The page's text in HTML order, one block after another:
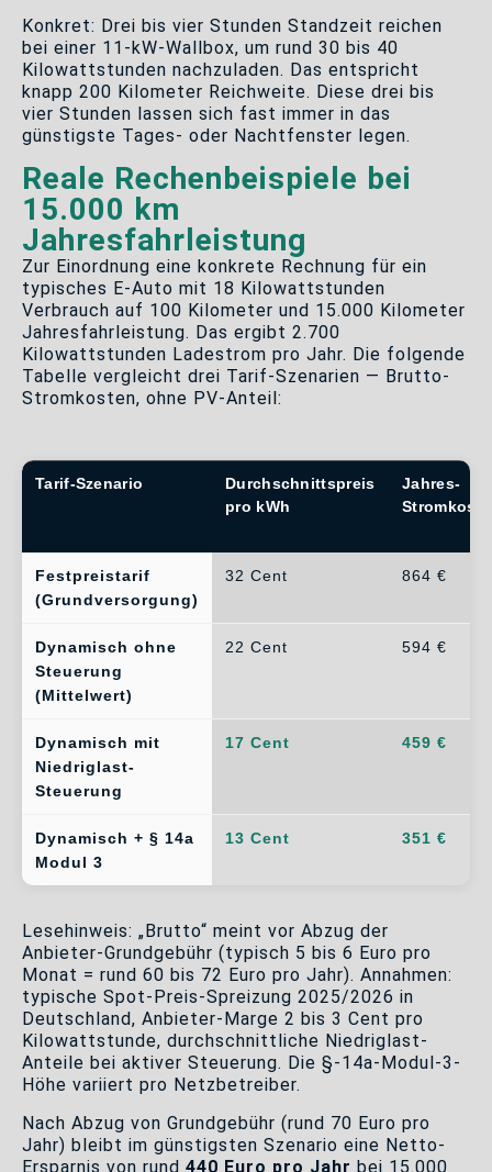
Konkret: Drei bis vier Stunden Standzeit reichen
bei einer 11-kW-Wallbox, um rund 30 bis 40
Kilowattstunden nachzuladen. Das entspricht
knapp 200 Kilometer Reichweite. Diese drei bis
vier Stunden lassen sich fast immer in das
günstigste Tages- oder Nachtfenster legen.
Reale Rechenbeispiele bei
15.000 km
Jahresfahrleistung
Zur Einordnung eine konkrete Rechnung für ein
typisches E-Auto mit 18 Kilowattstunden
Verbrauch auf 100 Kilometer und 15.000 Kilometer
Jahresfahrleistung. Das ergibt 2.700
Kilowattstunden Ladestrom pro Jahr. Die folgende
Tabelle vergleicht drei Tarif-Szenarien — Brutto-
Stromkosten, ohne PV-Anteil:
Tarif-Szenario
Durchschnittspreis
pro kWh
Jahres-
Festpreistarif
(Grundversorgung)
32 Cent 864 €
Dynamisch ohne
Steuerung
(Mittelwert)
22 Cent 594 €
Dynamisch mit
Niedriglast-
Steuerung
17 Cent 459 €
Dynamisch + § 14a
Modul 3
13 Cent 351 €
Lesehinweis: „Brutto“ meint vor Abzug der
Anbieter-Grundgebühr (typisch 5 bis 6 Euro pro
Monat = rund 60 bis 72 Euro pro Jahr). Annahmen:
typische Spot-Preis-Spreizung 2025/2026 in
Deutschland, Anbieter-Marge 2 bis 3 Cent pro
Kilowattstunde, durchschnittliche Niedriglast-
Anteile bei aktiver Steuerung. Die §-14a-Modul-3-
Höhe variiert pro Netzbetreiber.
Nach Abzug von Grundgebühr (rund 70 Euro pro
Jahr) bleibt im günstigsten Szenario eine Netto-
Ersparnis von rund 440 Euro pro Jahr bei 15.000